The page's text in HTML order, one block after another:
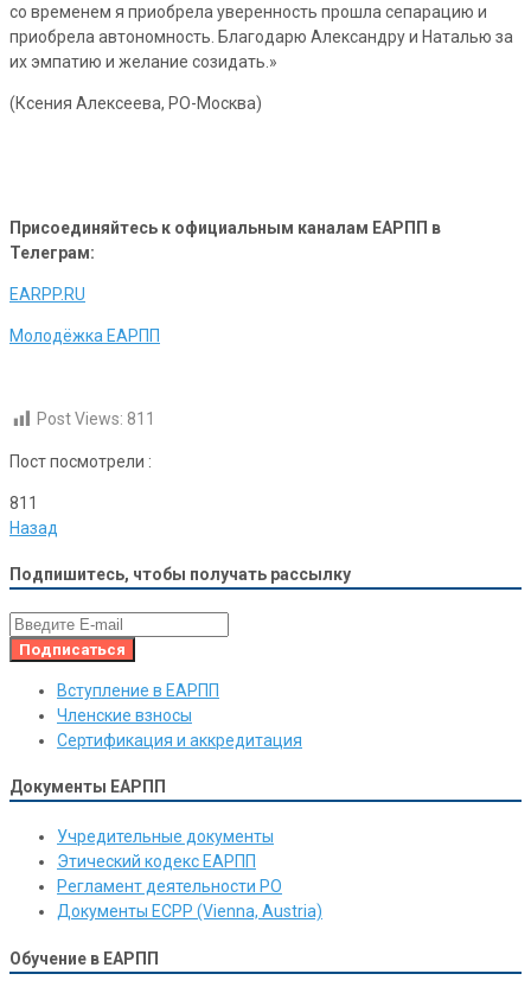
со временем я приобрела уверенность прошла сепарацию и
приобрела автономность. Благодарю Александру и Наталью за
их эмпатию и желание созидать.»
(Ксения Алексеева, РО-Москва)
Присоединяйтесь к официальным каналам ЕАРПП в
Телеграм:
EARPP.RU
Молодёжка ЕАРПП
Post Views: 811
Пост посмотрели :
811
Назад
Подпишитесь, чтобы получать рассылку
Вступление в ЕАРПП
Членские взносы
Сертификация и аккредитация
Документы ЕАРПП
Учредительные документы
Этический кодекс ЕАРПП
Регламент деятельности РО
Документы ЕСРР (Vienna, Austria)
Обучение в ЕАРПП